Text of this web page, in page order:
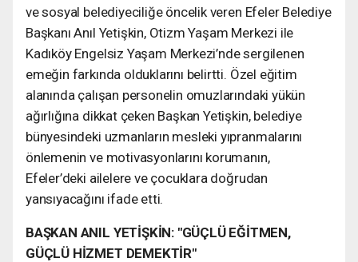
ve sosyal belediyeciliğe öncelik veren Efeler Belediye
Başkanı Anıl Yetişkin, Otizm Yaşam Merkezi ile
Kadıköy Engelsiz Yaşam Merkezi’nde sergilenen
emeğin farkında olduklarını belirtti. Özel eğitim
alanında çalışan personelin omuzlarındaki yükün
ağırlığına dikkat çeken Başkan Yetişkin, belediye
bünyesindeki uzmanların mesleki yıpranmalarını
önlemenin ve motivasyonlarını korumanın,
Efeler’deki ailelere ve çocuklara doğrudan
yansıyacağını ifade etti.
BAŞKAN ANIL YETİŞKİN: "GÜÇLÜ EĞİTMEN,
GÜÇLÜ HİZMET DEMEKTİR"